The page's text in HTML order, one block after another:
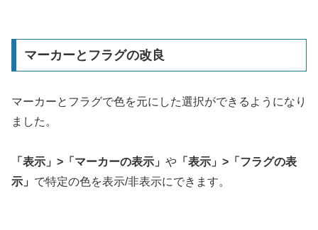
マーカーとフラグの改良
マーカーとフラグで色を元にした選択ができるようになり
ました。
「表示」>「マーカーの表示」 や 「表示」>「フラグの表
示」 で特定の色を表示/非表示にできます。